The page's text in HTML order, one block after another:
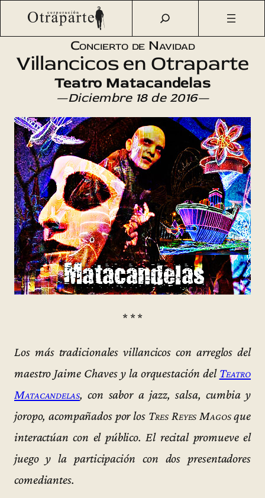
Saltar
Otraparte.org /Agenda Cultural Música
Concierto de
Concierto de Navidad
Villancicos en Otraparte
Teatro Matacandelas
—Diciembre 18 de 2016—
* * *
Los más tradicionales villancicos con arreglos del
maestro Jaime Chaves y la orquestación del Teatro
Matacandelas, con sabor a jazz, salsa, cumbia y
joropo, acompañados por los Tres Reyes Magosque
interactúan con el público. El recital promueve el
juego y la participación con dos presentadores
comediantes.